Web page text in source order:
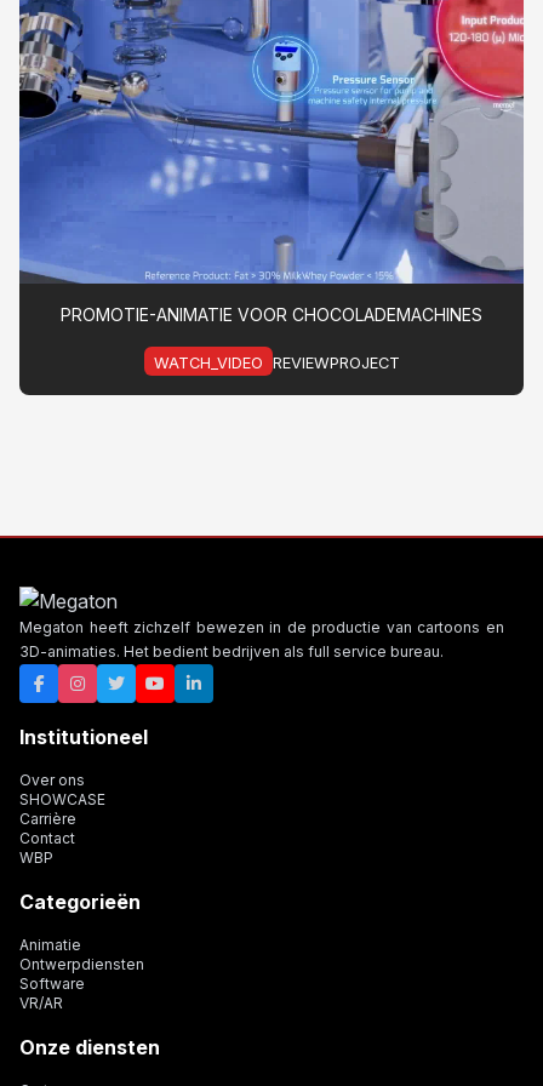
PROMOTIE-ANIMATIE VOOR CHOCOLADEMACHINES
WATCH_VIDEO REVIEWPROJECT
Megaton heeft zichzelf bewezen in de productie van cartoons en
3D-animaties. Het bedient bedrijven als full service bureau.
Institutioneel
Over ons
SHOWCASE
Carrière
Contact
WBP
Categorieën
Animatie
Ontwerpdiensten
Software
VR/AR
Onze diensten